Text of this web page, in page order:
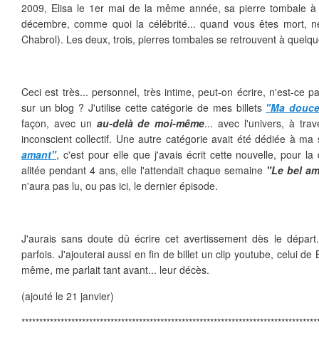
2009, Elisa le 1er mai de la même année, sa pierre tombale
décembre, comme quoi la célébrité... quand vous êtes mort,
Chabrol). Les deux, trois, pierres tombales se retrouvent à
Ceci est très... personnel, très intime, peut-on écrire, n'est-ce
sur un blog ? J'utilise cette catégorie de mes billets "Ma
façon, avec un au-delà de moi-même... avec l'univers, à
inconscient collectif. Une autre catégorie avait été dédiée à
amant", c'est pour elle que j'avais écrit cette nouvelle, pour la
alitée pendant 4 ans, elle l'attendait chaque semaine "Le bel
n'aura pas lu, ou pas ici, le dernier épisode.
J'aurais sans doute dû écrire cet avertissement dès le
parfois. J'ajouterai aussi en fin de billet un clip youtube, celui de
même, me parlait tant avant... leur décès.
(ajouté le 21 janvier)